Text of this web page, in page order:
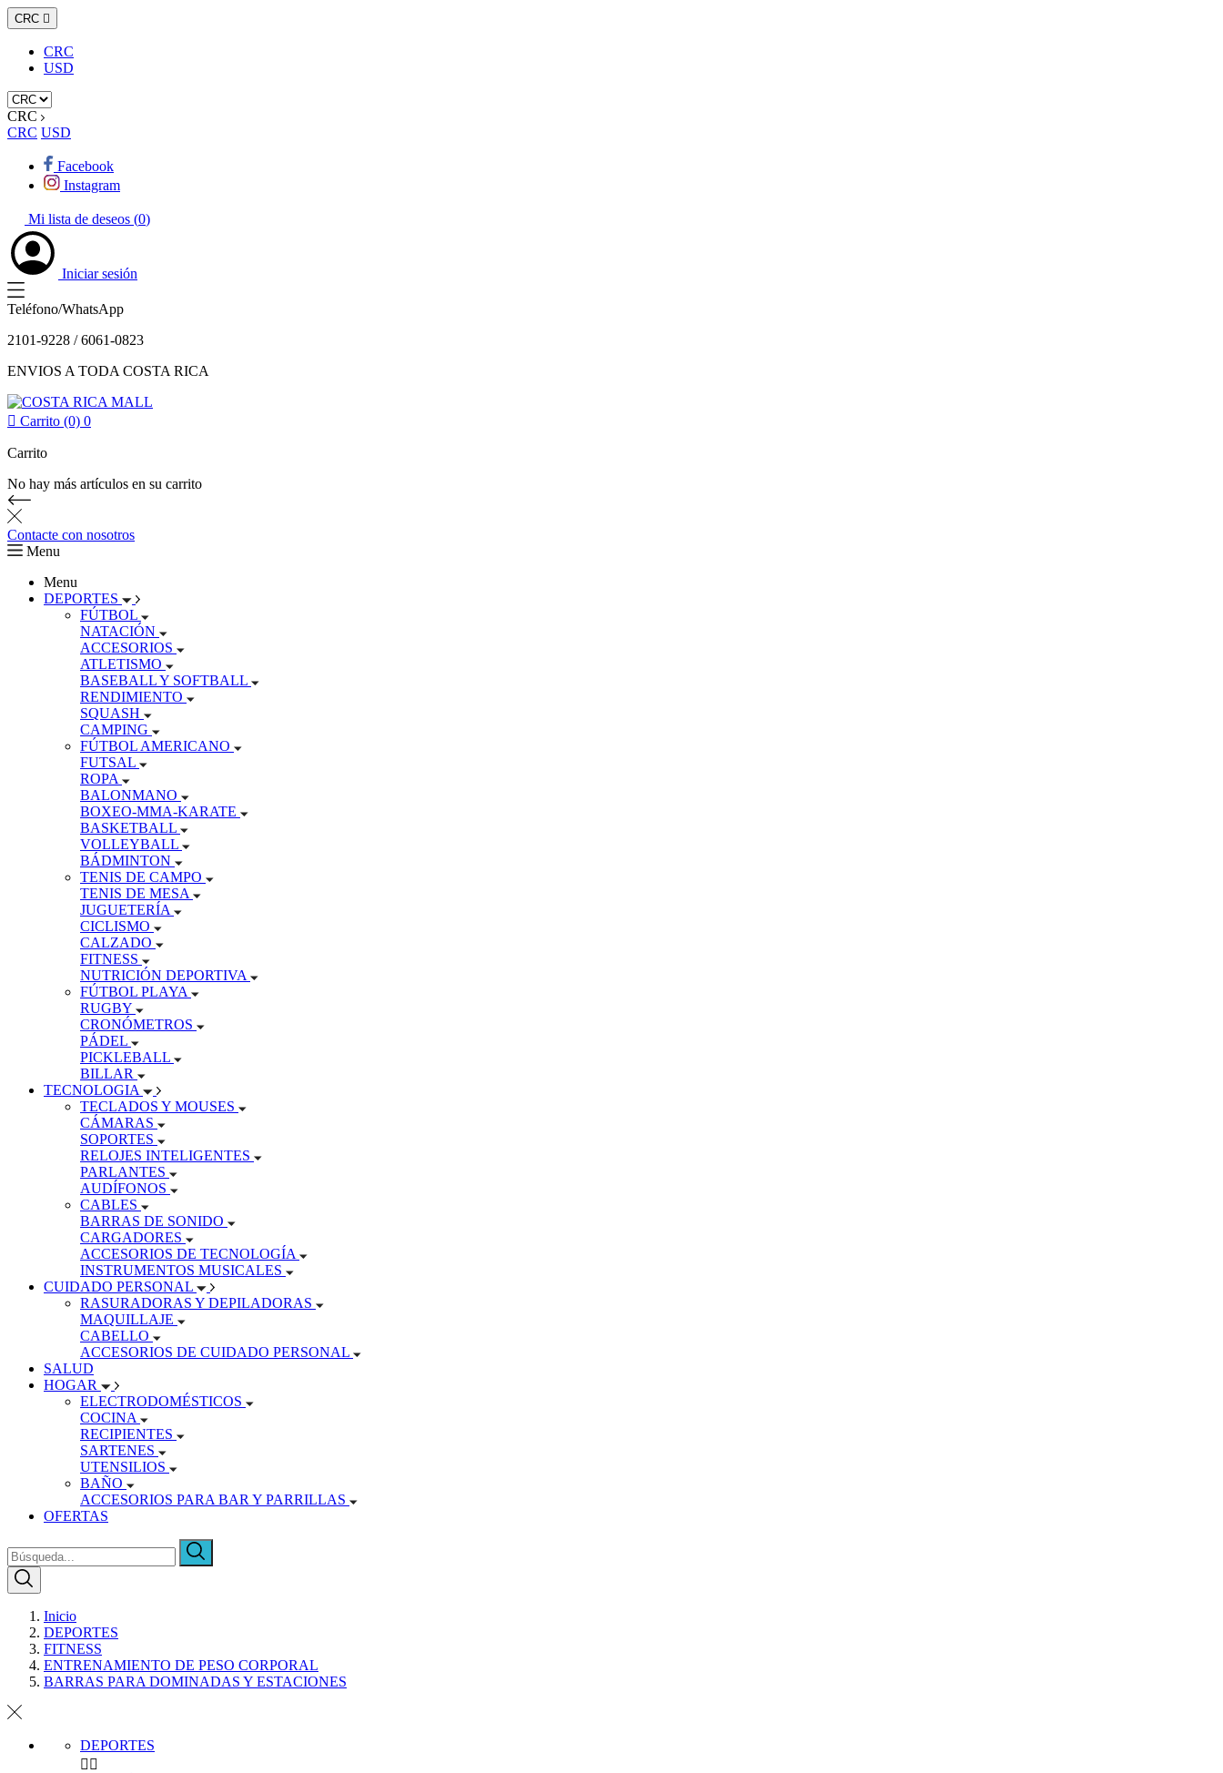
CRC 
CRC
USD
CRC
CRC USD
Facebook
Instagram
Mi lista de deseos (0)
Iniciar sesión
Teléfono/WhatsApp
2101-9228 / 6061-0823
ENVIOS A TODA COSTA RICA
 Carrito (0) 0
Carrito
No hay más artículos en su carrito
Contacte con nosotros
Menu
Menu
DEPORTES
FÚTBOL
NATACIÓN
ACCESORIOS
ATLETISMO
BASEBALL Y SOFTBALL
RENDIMIENTO
SQUASH
CAMPING
FÚTBOL AMERICANO
FUTSAL
ROPA
BALONMANO
BOXEO-MMA-KARATE
BASKETBALL
VOLLEYBALL
BÁDMINTON
TENIS DE CAMPO
TENIS DE MESA
JUGUETERÍA
CICLISMO
CALZADO
FITNESS
NUTRICIÓN DEPORTIVA
FÚTBOL PLAYA
RUGBY
CRONÓMETROS
PÁDEL
PICKLEBALL
BILLAR
TECNOLOGIA
TECLADOS Y MOUSES
CÁMARAS
SOPORTES
RELOJES INTELIGENTES
PARLANTES
AUDÍFONOS
CABLES
BARRAS DE SONIDO
CARGADORES
ACCESORIOS DE TECNOLOGÍA
INSTRUMENTOS MUSICALES
CUIDADO PERSONAL
RASURADORAS Y DEPILADORAS
MAQUILLAJE
CABELLO
ACCESORIOS DE CUIDADO PERSONAL
SALUD
HOGAR
ELECTRODOMÉSTICOS
COCINA
RECIPIENTES
SARTENES
UTENSILIOS
BAÑO
ACCESORIOS PARA BAR Y PARRILLAS
OFERTAS
Inicio
DEPORTES
FITNESS
ENTRENAMIENTO DE PESO CORPORAL
BARRAS PARA DOMINADAS Y ESTACIONES
DEPORTES
 